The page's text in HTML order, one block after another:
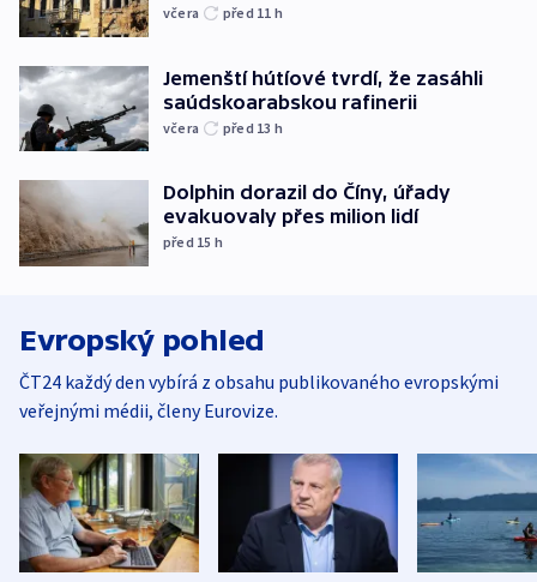
včera před 11 h
Jemenští hútíové tvrdí, že zasáhli
saúdskoarabskou rafinerii
včera před 13 h
Dolphin dorazil do Číny, úřady
evakuovaly přes milion lidí
před 15 h
Evropský pohled
ČT24 každý den vybírá z obsahu publikovaného evropskými
veřejnými médii, členy Eurovize.